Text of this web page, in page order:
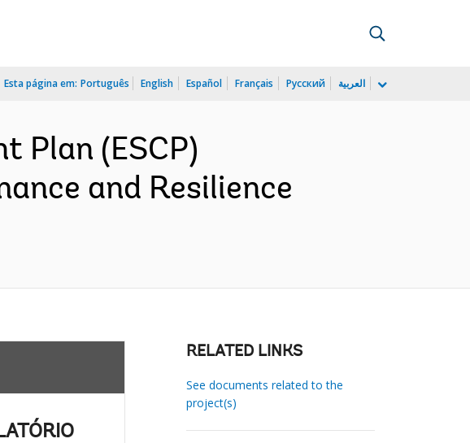
Esta página em: Português English Español Français Русский العربية
Plan (ESCP)
and Resilience
RELATED LINKS
See documents related to the
project(s)